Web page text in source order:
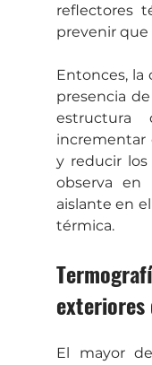
reflectores
prevenir que
Entonces,
presencia
estructura
incrementar
y reducir
observa en
aislante en
térmica.
exteriores
El mayor